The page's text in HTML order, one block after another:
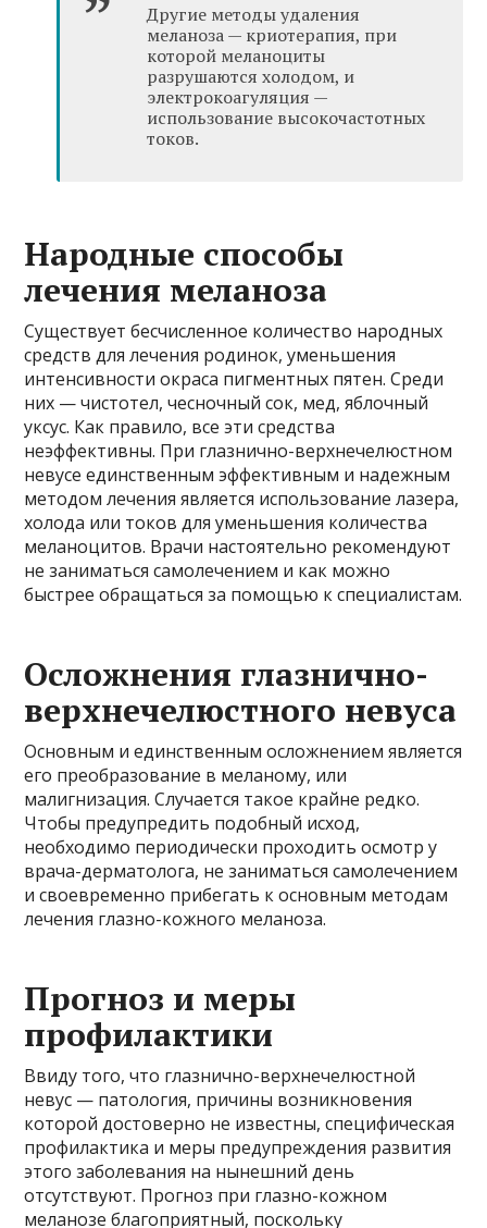
Другие методы удаления
меланоза — криотерапия, при
которой меланоциты
разрушаются холодом, и
электрокоагуляция —
использование высокочастотных
токов.
Народные способы
лечения меланоза
Существует бесчисленное количество народных
средств для лечения родинок, уменьшения
интенсивности окраса пигментных пятен. Среди
них — чистотел, чесночный сок, мед, яблочный
уксус. Как правило, все эти средства
неэффективны. При глазнично-верхнечелюстном
невусе единственным эффективным и надежным
методом лечения является использование лазера,
холода или токов для уменьшения количества
меланоцитов. Врачи настоятельно рекомендуют
не заниматься самолечением и как можно
быстрее обращаться за помощью к специалистам.
Осложнения глазнично-
верхнечелюстного невуса
Основным и единственным осложнением является
его преобразование в меланому, или
малигнизация. Случается такое крайне редко.
Чтобы предупредить подобный исход,
необходимо периодически проходить осмотр у
врача-дерматолога, не заниматься самолечением
и своевременно прибегать к основным методам
лечения глазно-кожного меланоза.
Прогноз и меры
профилактики
Ввиду того, что глазнично-верхнечелюстной
невус — патология, причины возникновения
которой достоверно не известны, специфическая
профилактика и меры предупреждения развития
этого заболевания на нынешний день
отсутствуют. Прогноз при глазно-кожном
меланозе благоприятный, поскольку